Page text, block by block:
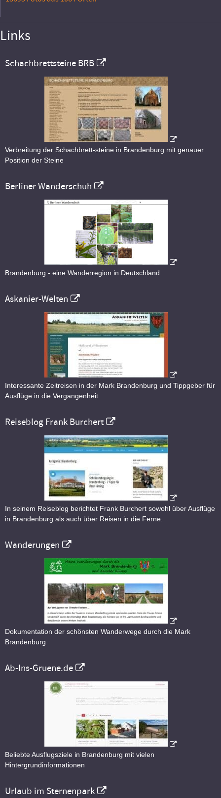
Links
Schachbrettsteine BRB
Verbreitung der Schachbrett-steine in Brandenburg mit genauer
Position der Steine
Berliner Wanderschuh
Brandenburg - eine Wanderregion in Deutschland
Askanier-Welten
Interessante Zeitreisen in der Mark Brandenburg und Tippgeber für
Ausflüge in die Vergangenheit
Reiseblog Frank Burchert
In seinem Reiseblog berichtet Frank Burchert sowohl über Ausflüge
in Brandenburg als auch über Reisen in die Ferne.
Wanderungen
Dokumentation der schönsten Wanderwege durch die Mark
Brandenburg
Ab-Ins-Gruene.de
Beliebte Ausflugsziele in Brandenburg mit vielen
Hintergrundinformationen
Urlaub im Sternenpark